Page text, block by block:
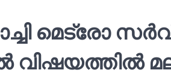
മെട്രോ
വിഷയത്തില്‍